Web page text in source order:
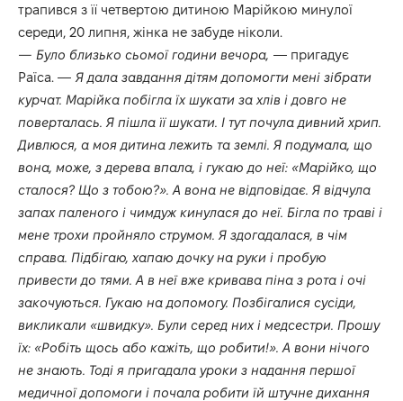
трапився з її четвертою дитиною Марійкою минулої
середи, 20 липня, жінка не забуде ніколи.
— Було близько сьомої години вечора, — пригадує
Раїса. — Я дала завдання дітям допомогти мені зібрати
курчат. Марійка побігла їх шукати за хлів і довго не
поверталась. Я пішла її шукати. І тут почула дивний хрип.
Дивлюся, а моя дитина лежить та землі. Я подумала, що
вона, може, з дерева впала, і гукаю до неї: «Марійко, що
сталося? Що з тобою?». А вона не відповідає. Я відчула
запах паленого і чимдуж кинулася до неї. Бігла по траві і
мене трохи пройняло струмом. Я здогадалася, в чім
справа. Підбігаю, хапаю дочку на руки і пробую
привести до тями. А в неї вже кривава піна з рота і очі
закочуються. Гукаю на допомогу. Позбігалися сусіди,
викликали «швидку». Були серед них і медсестри. Прошу
їх: «Робіть щось або кажіть, що робити!». А вони нічого
не знають. Тоді я пригадала уроки з надання першої
медичної допомоги і почала робити їй штучне дихання